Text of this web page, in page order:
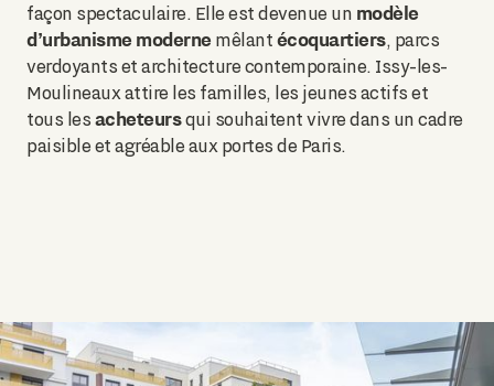
façon spectaculaire. Elle est devenue un modèle
d’urbanisme modernemêlant écoquartiers, parcs
verdoyants et architecture contemporaine. Issy-les-
Moulineaux attire les familles, les jeunes actifs et
tous les acheteursqui souhaitent vivre dans un cadre
paisible et agréable aux portes de Paris.